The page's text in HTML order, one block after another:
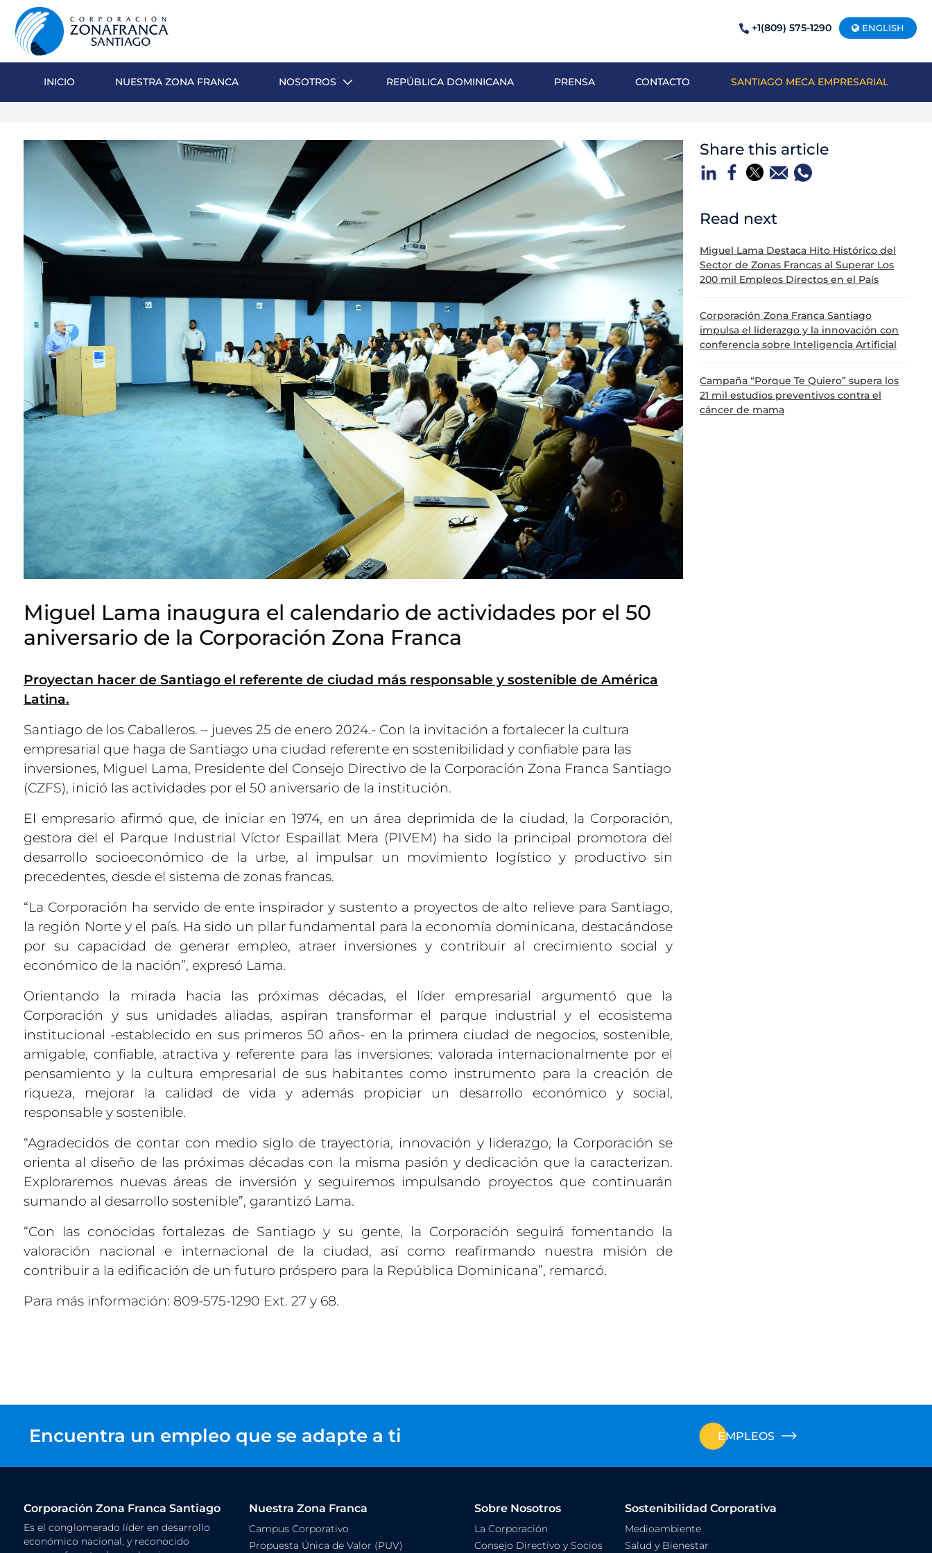
+1(809) 575-1290 ENGLISH
INICIO NUESTRA ZONA FRANCA NOSOTROS REPÚBLICA DOMINICANA PRENSA CONTACTO SANTIAGO MECA EMPRESARIAL
NUESTRA ZONA FRANCA
REPÚBLICA DOMINICANA
SOSTENIBILIDAD
CONTACTO
SANTIAGO MECA EMPRESARIAL Y
EPICENTRO DE INVERSIÓN
Miguel Lama inaugura el calendario de actividades por el 50
aniversario de la Corporación Zona Franca
Proyectan hacer de Santiago el referente de ciudad más responsable y sostenible de América
Latina.
Santiago de los Caballeros. – jueves 25 de enero 2024.- Con la invitación a fortalecer la cultura
empresarial que haga de Santiago una ciudad referente en sostenibilidad y confiable para las
inversiones, Miguel Lama, Presidente del Consejo Directivo de la Corporación Zona Franca Santiago
(CZFS), inició las actividades por el 50 aniversario de la institución.
El empresario afirmó que, de iniciar en 1974, en un área deprimida de la ciudad, la Corporación,
gestora del el Parque Industrial Víctor Espaillat Mera (PIVEM) ha sido la principal promotora del
desarrollo socioeconómico de la urbe, al impulsar un movimiento logístico y productivo sin
precedentes, desde el sistema de zonas francas.
“La Corporación ha servido de ente inspirador y sustento a proyectos de alto relieve para Santiago,
la región Norte y el país. Ha sido un pilar fundamental para la economía dominicana, destacándose
por su capacidad de generar empleo, atraer inversiones y contribuir al crecimiento social y
económico de la nación”, expresó Lama.
Orientando la mirada hacia las próximas décadas, el líder empresarial argumentó que la
Corporación y sus unidades aliadas, aspiran transformar el parque industrial y el ecosistema
institucional -establecido en sus primeros 50 años- en la primera ciudad de negocios, sostenible,
amigable, confiable, atractiva y referente para las inversiones; valorada internacionalmente por el
pensamiento y la cultura empresarial de sus habitantes como instrumento para la creación de
riqueza, mejorar la calidad de vida y además propiciar un desarrollo económico y social,
responsable y sostenible.
“Agradecidos de contar con medio siglo de trayectoria, innovación y liderazgo, la Corporación se
orienta al diseño de las próximas décadas con la misma pasión y dedicación que la caracterizan.
Exploraremos nuevas áreas de inversión y seguiremos impulsando proyectos que continuarán
sumando al desarrollo sostenible”, garantizó Lama.
“Con las conocidas fortalezas de Santiago y su gente, la Corporación seguirá fomentando la
valoración nacional e internacional de la ciudad, así como reafirmando nuestra misión de
contribuir a la edificación de un futuro próspero para la República Dominicana”, remarcó.
Para más información: 809-575-1290 Ext. 27 y 68.
Share this article
Read next
Miguel Lama Destaca Hito Histórico del
Sector de Zonas Francas al Superar Los
200 mil Empleos Directos en el País
Corporación Zona Franca Santiago
impulsa el liderazgo y la innovación con
conferencia sobre Inteligencia Artificial
Campaña “Porque Te Quiero” supera los
21 mil estudios preventivos contra el
cáncer de mama
Encuentra un empleo que se adapte a ti EMPLEOS
Corporación Zona Franca Santiago
Es el conglomerado líder en desarrollo
económico nacional, y reconocido
Nuestra Zona Franca
Campus Corporativo
Propuesta Única de Valor (PUV)
Sobre Nosotros
La Corporación
Consejo Directivo y Socios
Sostenibilidad Corporativa
Medioambiente
Salud y Bienestar